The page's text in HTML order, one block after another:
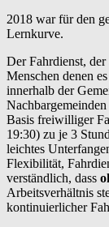
2018 war für den
Lernkurve.
Der Fahrdienst,
Menschen denen
innerhalb der
Basis freiwilliger
19:30) zu je 3
leichtes
Flexibilität,
verständlich, dass
Arbeitsverhältnis
kontinuierlicher